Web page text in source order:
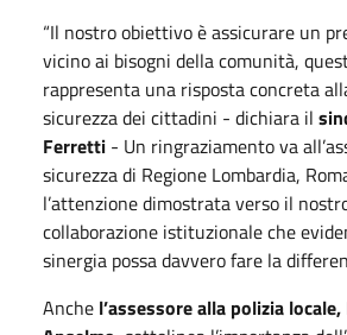
“Il nostro obiettivo è assicurare un
vicino ai bisogni della comunità,
rappresenta una risposta concreta
sicurezza dei cittadini - dichiara il
Ferretti - Un ringraziamento va
sicurezza di Regione Lombardia,
l’attenzione dimostrata verso il
collaborazione istituzionale che
sinergia possa davvero fare la
Anche l’assessore alla polizia